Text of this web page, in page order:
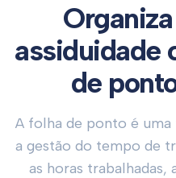
assiduidade
de
A folha de ponto é
a gestão do tempo de
as horas trabalhadas,